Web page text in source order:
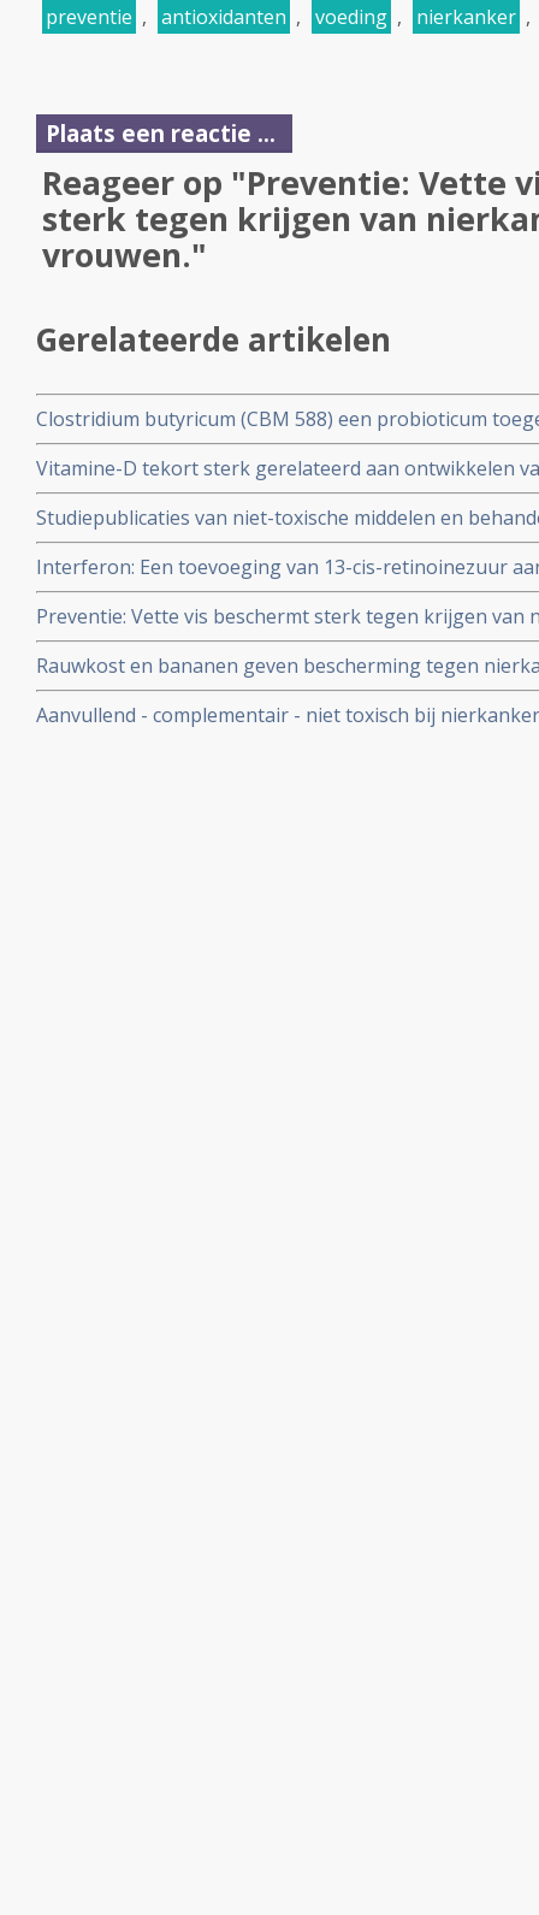
preventie , antioxidanten , voeding , nierkanker ,
Plaats een reactie ...
Reageer op "Preventie: Vette
sterk tegen krijgen van
vrouwen."
Gerelateerde artikelen
Clostridium butyricum (CBM 588) een probioticum
ipilimumab verbeterd sterk de repons en
uitgezaaide nierkanker copy 1
Vitamine-D tekort sterk gerelateerd aan ontwikkelen
interleukin-6/STAT3 expressie, die weer gerelateerd is
Studiepublicaties van niet-toxische middelen en
lijst gerelateerd aan specifiek nierkanker uit
Engelbert Valstar
Interferon: Een toevoeging van 13-cis-retinoinezuur
behandeling van progressieve uitgezaaide nierkanker
resultaten op ziektevrije tijd en mediane overall
Preventie: Vette vis beschermt sterk tegen krijgen van
Rauwkost en bananen geven bescherming tegen
Aanvullend - complementair - niet toxisch bij